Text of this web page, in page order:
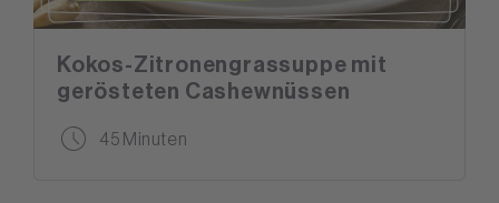
Kokos-Zitronengrassuppe mit
gerösteten Cashewnüssen
45 Minuten